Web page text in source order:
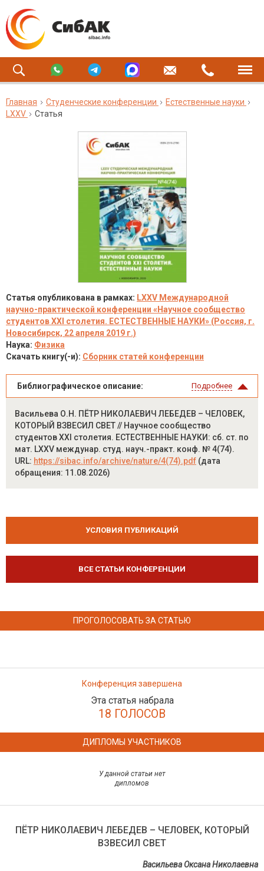
Главная Студенческие конференции
Естественные науки
LXXV
Статья
Статья опубликована в рамках: LXXV Международной
научно-практической конференции «Научное сообщество
студентов XXI столетия. ЕСТЕСТВЕННЫЕ НАУКИ» (Россия, г.
Новосибирск, 22 апреля 2019 г.)
Наука: Физика
Скачать книгу(-и): Сборник статей конференции
Библиографическое описание: Подробнее
Васильева О.Н. ПЁТР НИКОЛАЕВИЧ ЛЕБЕДЕВ – ЧЕЛОВЕК,
КОТОРЫЙ ВЗВЕСИЛ СВЕТ // Научное сообщество
студентов XXI столетия. ЕСТЕСТВЕННЫЕ НАУКИ: сб. ст. по
мат. LXXV междунар. студ. науч.-практ. конф. № 4(74).
URL: https://sibac.info/archive/nature/4(74).pdf (дата
обращения: 11.08.2026)
УСЛОВИЯ ПУБЛИКАЦИЙ
ВСЕ СТАТЬИ КОНФЕРЕНЦИИ
ПРОГОЛОСОВАТЬ ЗА СТАТЬЮ
Конференция завершена
Эта статья набрала
18 ГОЛОСОВ
ДИПЛОМЫ УЧАСТНИКОВ
У данной статьи нет
дипломов
ПЁТР НИКОЛАЕВИЧ ЛЕБЕДЕВ – ЧЕЛОВЕК, КОТОРЫЙ
ВЗВЕСИЛ СВЕТ
Васильева Оксана Николаевна